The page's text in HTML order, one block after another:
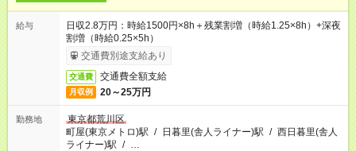
給与
日収2.8万円：時給1500円×8h＋残業割増（時給1.25×8h）+深夜
割増（時給0.25×5h）
交通費別途支給あり
交通費 交通費全額支給
月収例 20～25万円
勤務地
東京都荒川区
町屋(東京メトロ)駅 / 日暮里(舎人ライナー)駅 / 西日暮里(舎人
ライナー)駅 / …